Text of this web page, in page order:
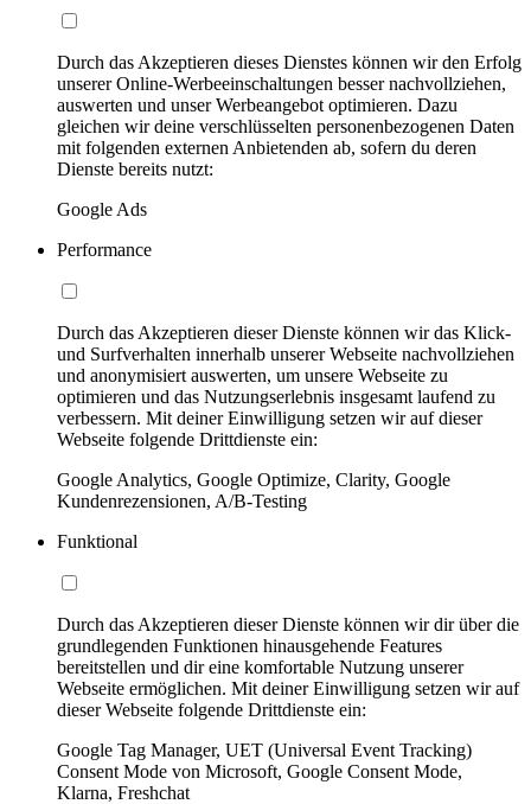
Durch das Akzeptieren dieses Dienstes können wir den Erfolg
unserer Online-Werbeeinschaltungen besser nachvollziehen,
auswerten und unser Werbeangebot optimieren. Dazu
gleichen wir deine verschlüsselten personenbezogenen Daten
mit folgenden externen Anbietenden ab, sofern du deren
Dienste bereits nutzt:
Google Ads
Performance
Durch das Akzeptieren dieser Dienste können wir das Klick-
und Surfverhalten innerhalb unserer Webseite nachvollziehen
und anonymisiert auswerten, um unsere Webseite zu
optimieren und das Nutzungserlebnis insgesamt laufend zu
verbessern. Mit deiner Einwilligung setzen wir auf dieser
Webseite folgende Drittdienste ein:
Google Analytics, Google Optimize, Clarity, Google
Kundenrezensionen, A/B-Testing
Funktional
Durch das Akzeptieren dieser Dienste können wir dir über die
grundlegenden Funktionen hinausgehende Features
bereitstellen und dir eine komfortable Nutzung unserer
Webseite ermöglichen. Mit deiner Einwilligung setzen wir auf
dieser Webseite folgende Drittdienste ein:
Google Tag Manager, UET (Universal Event Tracking)
Consent Mode von Microsoft, Google Consent Mode,
Klarna, Freshchat